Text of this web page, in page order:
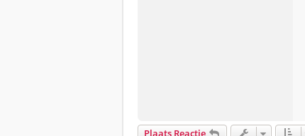
Plaats Reactie